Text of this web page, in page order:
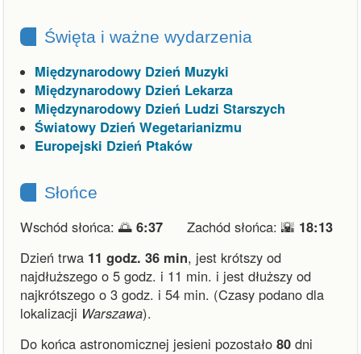
Święta i ważne wydarzenia
Międzynarodowy Dzień Muzyki
Międzynarodowy Dzień Lekarza
Międzynarodowy Dzień Ludzi Starszych
Światowy Dzień Wegetarianizmu
Europejski Dzień Ptaków
Słońce
Wschód słońca: 🌅 6:37 Zachód słońca: 🌇 18:13
Dzień trwa 11 godz. 36 min, jest krótszy od
najdłuższego o 5 godz. i 11 min. i jest dłuższy od
najkrótszego o 3 godz. i 54 min. (Czasy podano dla
lokalizacji Warszawa).
Do końca astronomicznej jesieni pozostało 80 dni